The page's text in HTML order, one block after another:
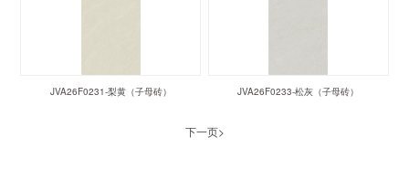
JVA26F0231-梨黄（子母砖） JVA26F0233-松灰（子母砖）
下一页>